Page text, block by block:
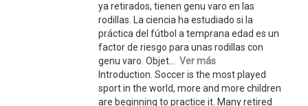
ya retirados, tienen genu varo en las
rodillas. La ciencia ha estudiado si la
práctica del fútbol a temprana edad es un
factor de riesgo para unas rodillas con
genu varo. Objet... Ver más
Introduction. Soccer is the most played
sport in the world, more and more children
are beginning to practice it. Many retired